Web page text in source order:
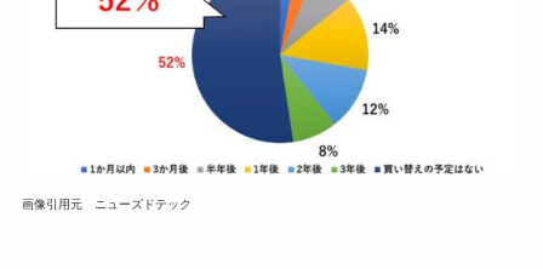
画像引用元 ニューズドテック